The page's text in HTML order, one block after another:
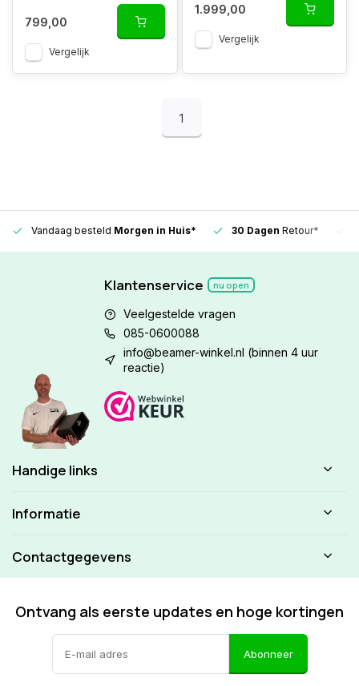
799,00
Vergelijk
1.999,00
Vergelijk
1
Vandaag besteld Morgen in Huis* 30 Dagen Retour*
Klantenservice nu open
Veelgestelde vragen
085-0600088
info@beamer-winkel.nl (binnen 4 uur
reactie)
Handige links
Informatie
Contactgegevens
Ontvang als eerste updates en hoge kortingen
Abonneer